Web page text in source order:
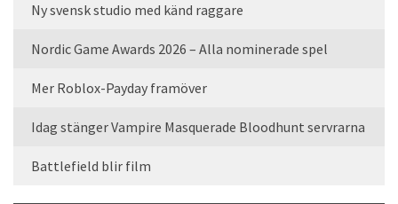
Ny svensk studio med känd raggare
Nordic Game Awards 2026 – Alla nominerade spel
Mer Roblox-Payday framöver
Idag stänger Vampire Masquerade Bloodhunt servrarna
Battlefield blir film